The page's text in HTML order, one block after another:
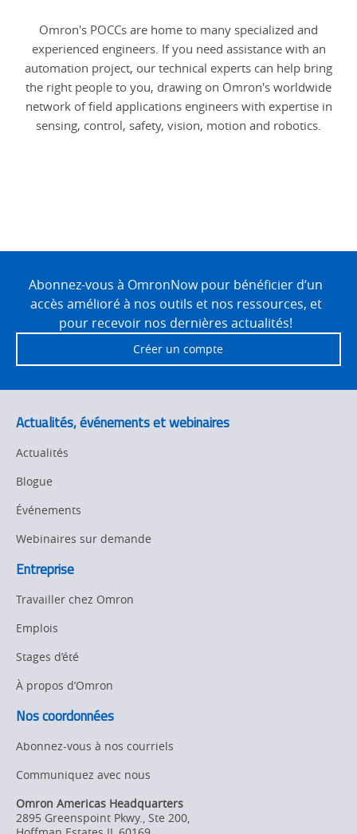
Omron's POCCs are home to many specialized and
experienced engineers. If you need assistance with an
automation project, our technical experts can help bring
the right people to you, drawing on Omron's worldwide
network of field applications engineers with expertise in
sensing, control, safety, vision, motion and robotics.
FooterAbonnez-vous à OmronNow pour bénéficier d’un
accès amélioré à nos outils et nos ressources, et
pour recevoir nos dernières actualités!
Créer un compte
Actualités, événements et webinaires
Actualités
Blogue
Événements
Webinaires sur demande
Entreprise
Travailler chez Omron
Emplois
Stages d’été
À propos d’Omron
Nos coordonnées
Abonnez-vous à nos courriels
Communiquez avec nous
Omron Americas Headquarters
2895 Greenspoint Pkwy., Ste 200,